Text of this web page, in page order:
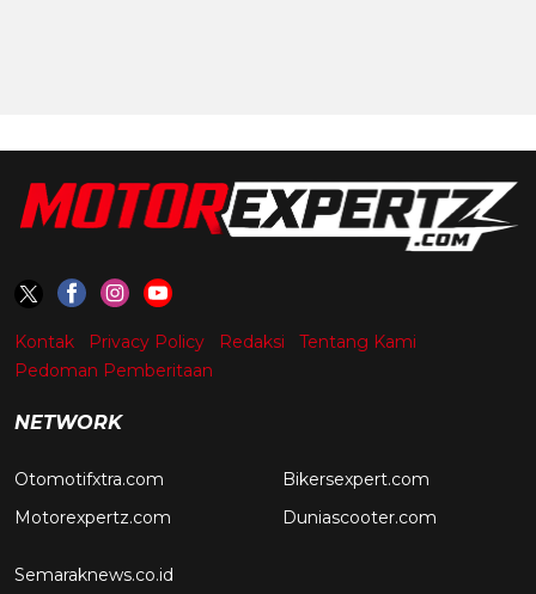
Kontak Privacy Policy Redaksi
Tentang Kami
Pedoman Pemberitaan
NETWORK
Otomotifxtra.com
Motorexpertz.com
Bikersexpert.com
Duniascooter.com
Semaraknews.co.id